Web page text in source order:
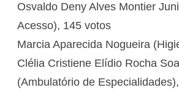
Osvaldo Deny Alves Montier
Acesso), 145 votos
Marcia Aparecida Nogueira
Clélia Cristiene Elídio Rocha
(Ambulatório de